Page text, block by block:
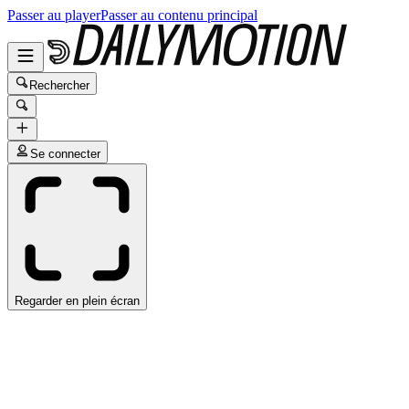
Passer au playerPasser au contenu principal
Rechercher
Se connecter
Regarder en plein écran